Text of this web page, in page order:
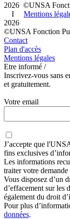
2026 ©UNSA
I Mentions
2026
©UNSA Fonction
Contact
Plan d'accès
Mentions légales
Etre informé /
Inscrivez-vous sans
et gratuitement.
Votre email
J’accepte que
fins exclusives
Les informations
traiter votre demande
Vous disposez d’un
d’effacement sur les
également du droit
Pour plus
données.